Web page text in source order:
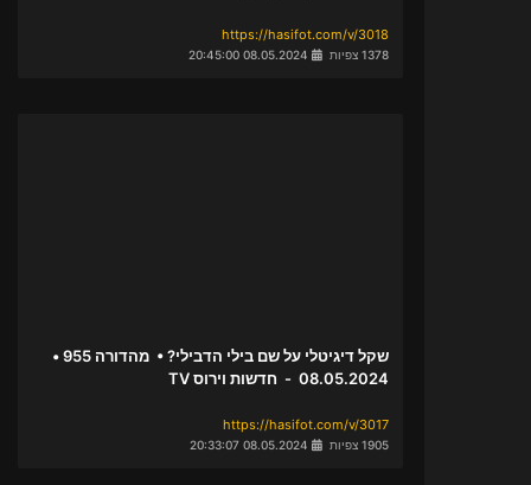
https://hasifot.com/v/3018
1378 צפיות
שקל דיגיטלי על שם בילי הדבילי? • מהדורה 955 •
08.05.2024 - חדשות וירוס TV
https://hasifot.com/v/3017
1905 צפיות